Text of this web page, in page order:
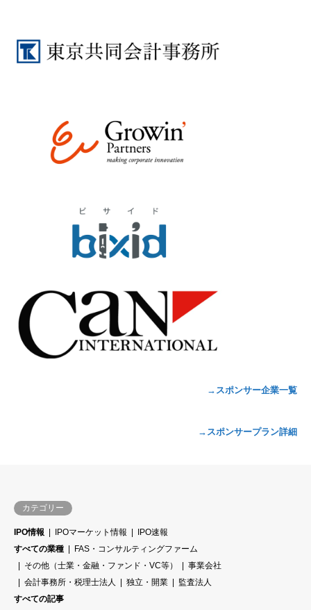
→スポンサー企業一覧
→スポンサープラン詳細
カテゴリー
IPO情報 IPOマーケット情報
IPO速報
すべての業種
FAS・コンサルティングファーム
その他（士業・金融・ファンド・VC等）
事業会社
会計事務所・税理士法人
独立・開業
監査法人
すべての記事